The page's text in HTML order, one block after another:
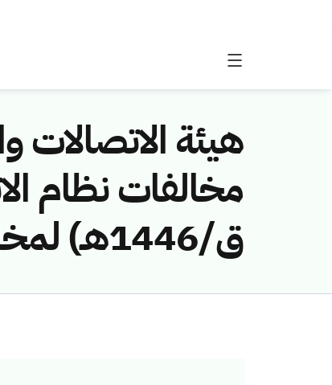
هيئة الاتصالات
ق/1446هـ) لمخالفة (شركة الحمزي للمقاولات)